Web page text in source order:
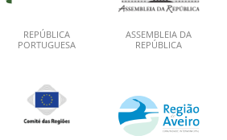
REPÚBLICA
PORTUGUESA
ASSEMBLEIA DA
REPÚBLICA